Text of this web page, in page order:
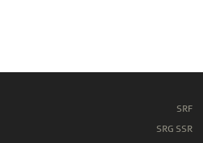
SRF
SRG SSR